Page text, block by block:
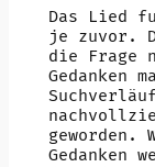
Das Lied
je zuvor.
die Frage
Gedanken
geworden.